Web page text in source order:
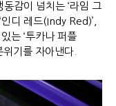
감이 넘치는 ‘라임 그
디 레드(Indy Red)’,
는 ‘투카나 퍼플
기를 자아낸다.